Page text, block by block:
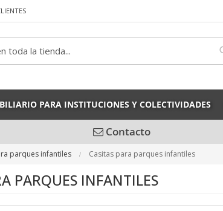
PARA INSTITUCIONES Y COLECTIVIDADES
Contacto
parques infantiles Casitas para parques infantiles
PARQUES INFANTILES